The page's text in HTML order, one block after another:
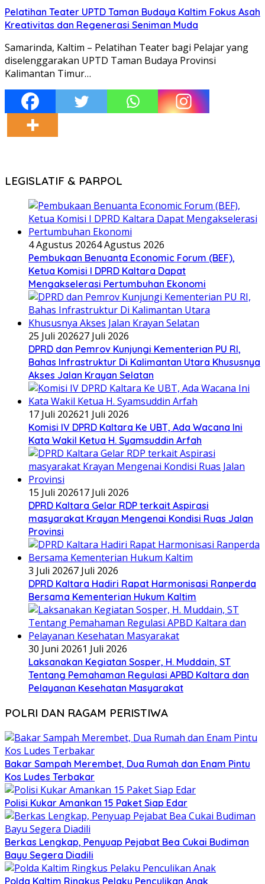
Pelatihan Teater UPTD Taman Budaya Kaltim Fokus Asah
Kreativitas dan Regenerasi Seniman Muda
Samarinda, Kaltim – Pelatihan Teater bagi Pelajar yang
diselenggarakan UPTD Taman Budaya Provinsi
Kalimantan Timur…
LEGISLATIF & PARPOL
4 Agustus 20264 Agustus 2026
Pembukaan Benuanta Economic Forum (BEF),
Ketua Komisi I DPRD Kaltara Dapat
Mengakselerasi Pertumbuhan Ekonomi
25 Juli 202627 Juli 2026
DPRD dan Pemrov Kunjungi Kementerian PU RI,
Bahas Infrastruktur Di Kalimantan Utara Khususnya
Akses Jalan Krayan Selatan
17 Juli 202621 Juli 2026
Komisi IV DPRD Kaltara Ke UBT, Ada Wacana Ini
Kata Wakil Ketua H. Syamsuddin Arfah
15 Juli 202617 Juli 2026
DPRD Kaltara Gelar RDP terkait Aspirasi
masyarakat Krayan Mengenai Kondisi Ruas Jalan
Provinsi
3 Juli 20267 Juli 2026
DPRD Kaltara Hadiri Rapat Harmonisasi Ranperda
Bersama Kementerian Hukum Kaltim
30 Juni 20261 Juli 2026
Laksanakan Kegiatan Sosper, H. Muddain, ST
Tentang Pemahaman Regulasi APBD Kaltara dan
Pelayanan Kesehatan Masyarakat
POLRI DAN RAGAM PERISTIWA
Bakar Sampah Merembet, Dua Rumah dan Enam Pintu
Kos Ludes Terbakar
Polisi Kukar Amankan 15 Paket Siap Edar
Berkas Lengkap, Penyuap Pejabat Bea Cukai Budiman
Bayu Segera Diadili
Polda Kaltim Ringkus Pelaku Penculikan Anak